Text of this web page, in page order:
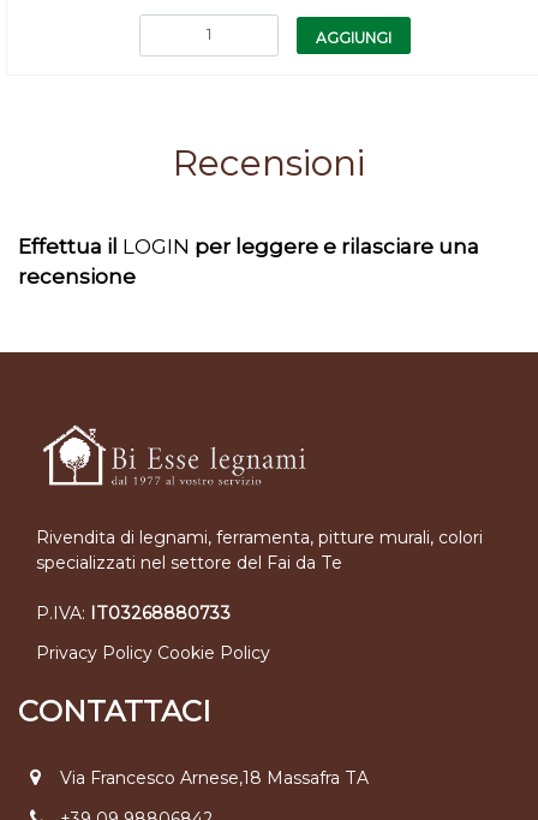
Quantità
AGGIUNGI
Recensioni
Effettua il LOGIN per leggere e rilasciare una
recensione
Rivendita di legnami, ferramenta, pitture murali, colori
specializzati nel settore del Fai da Te
P.IVA: IT03268880733
Privacy Policy Cookie Policy
CONTATTACI
Via Francesco Arnese,18 Massafra TA